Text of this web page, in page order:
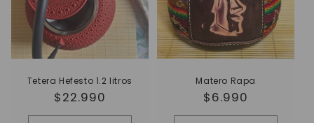
Tetera Hefesto 1.2 litros
Precio
habitual
$22.990
Matero Rapa
Precio
habitual
$6.990